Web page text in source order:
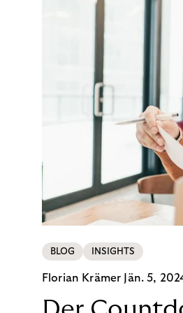
BLOG INSIGHTS
Florian Krämer Jän. 5,